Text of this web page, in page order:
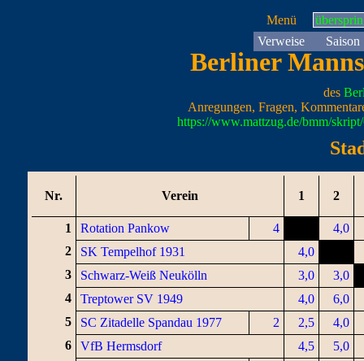
Menü
Verweise
Saison
Berliner
des
Anregungen, Fragen,
https://www.mattzug.de/bmm/
Nr. Verein 1 2
1 Rotation Pankow 4
4,0
2
SK Tempelhof 1931
4,0
3
Schwarz-Weiß Neukölln 3,0
3,0
4
Treptower SV 1949 4,0
6,0
5
SC Zitadelle Spandau 1977 2 2,5
4,0
6
VfB Hermsdorf 4,5
5,0